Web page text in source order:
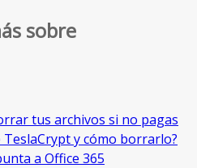
sobre
tus archivos si no pagas
y cómo borrarlo?
a Office 365